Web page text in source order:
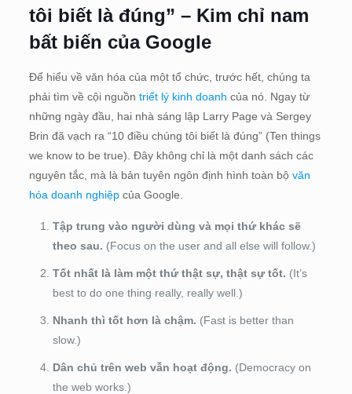
tôi biết là đúng” – Kim chỉ nam
bất biến của Google
Để hiểu về văn hóa của một tổ chức, trước hết, chúng ta
phải tìm về cội nguồn triết lý kinh doanh của nó. Ngay từ
những ngày đầu, hai nhà sáng lập Larry Page và Sergey
Brin đã vạch ra “10 điều chúng tôi biết là đúng” (Ten things
we know to be true). Đây không chỉ là một danh sách các
nguyên tắc, mà là bản tuyên ngôn định hình toàn bộ văn
hóa doanh nghiệpcủa Google.
Tập trung vào người dùng và mọi thứ khác sẽ
theo sau. (Focus on the user and all else will follow.)
Tốt nhất là làm một thứ thật sự, thật sự tốt. (It’s
best to do one thing really, really well.)
Nhanh thì tốt hơn là chậm. (Fast is better than
slow.)
Dân chủ trên web vẫn hoạt động. (Democracy on
the web works.)